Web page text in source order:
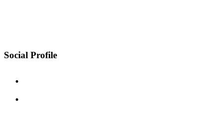
Social Profile